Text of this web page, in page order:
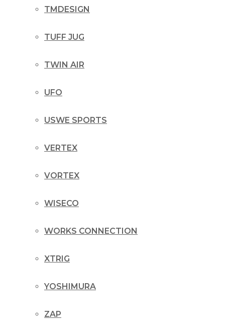
TMDESIGN
TUFF JUG
TWIN AIR
UFO
USWE SPORTS
VERTEX
VORTEX
WISECO
WORKS CONNECTION
XTRIG
YOSHIMURA
ZAP